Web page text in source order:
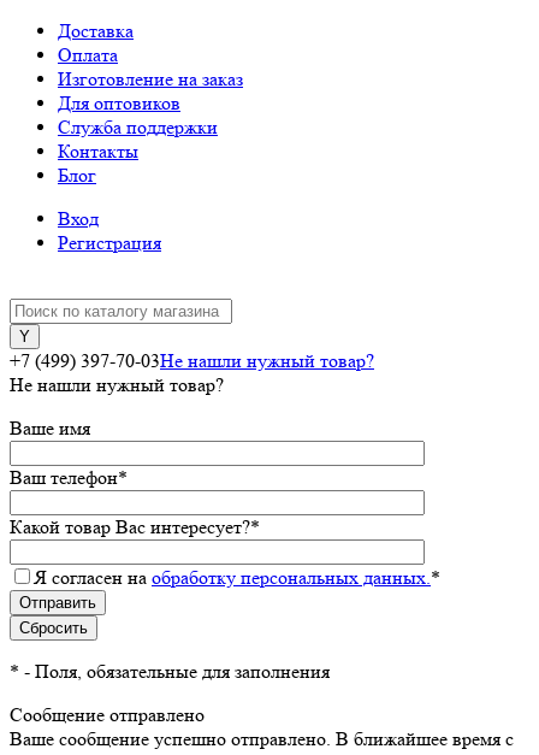
Доставка
Оплата
Изготовление на заказ
Для оптовиков
Служба поддержки
Контакты
Блог
Вход
Регистрация
+7 (499) 397-70-03Не нашли нужный товар?
Не нашли нужный товар?
Ваше имя
Ваш телефон*
Какой товар Вас интересует?*
Я согласен на обработку персональных данных.*
* - Поля, обязательные для заполнения
Сообщение отправлено
Ваше сообщение успешно отправлено. В ближайшее время с